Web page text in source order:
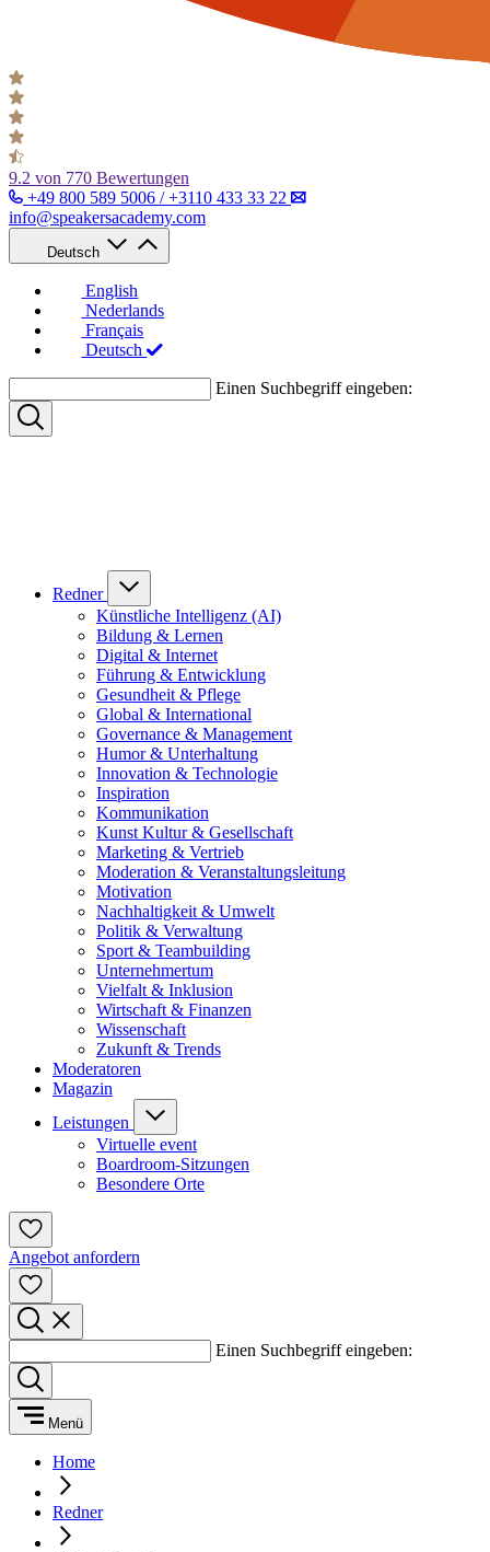
9.2 von 770 Bewertungen
+49 800 589 5006 / +3110 433 33 22
info@speakersacademy.com
Deutsch
English
Nederlands
Français
Deutsch
Einen Suchbegriff eingeben:
Redner
Künstliche Intelligenz (AI)
Bildung & Lernen
Digital & Internet
Führung & Entwicklung
Gesundheit & Pflege
Global & International
Governance & Management
Humor & Unterhaltung
Innovation & Technologie
Inspiration
Kommunikation
Kunst Kultur & Gesellschaft
Marketing & Vertrieb
Moderation & Veranstaltungsleitung
Motivation
Nachhaltigkeit & Umwelt
Politik & Verwaltung
Sport & Teambuilding
Unternehmertum
Vielfalt & Inklusion
Wirtschaft & Finanzen
Wissenschaft
Zukunft & Trends
Moderatoren
Magazin
Leistungen
Virtuelle event
Boardroom-Sitzungen
Besondere Orte
Angebot anfordern
Einen Suchbegriff eingeben:
Menü
Home
Redner